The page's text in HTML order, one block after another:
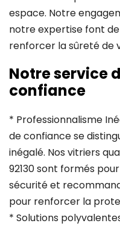
espace. Notre
notre expertise font
renforcer la sûreté de
Notre service
confiance
* Professionnalisme
de confiance se
inégalé. Nos vitriers
92130 sont formés
sécurité et
pour renforcer la
* Solutions